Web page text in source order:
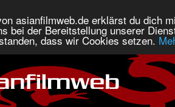
asianfilmweb.de erklärst du dich
bei der Bereitstellung unserer
dass wir Cookies setzen.